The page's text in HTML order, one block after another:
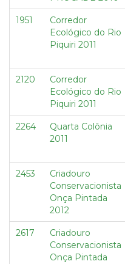
1951
Corredor
Ecológico do Rio
Piquiri 2011
2120
Corredor
Ecológico do Rio
Piquiri 2011
2264
Quarta Colônia
2011
2453
Criadouro
Conservacionista
Onça Pintada
2012
2617
Criadouro
Conservacionista
Onça Pintada